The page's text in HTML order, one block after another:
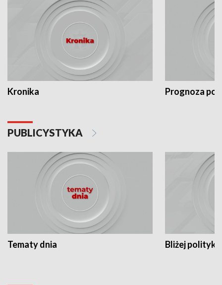
Kronika Prognoza
PUBLICYSTYKA
Tematy dnia Bliżej polityki